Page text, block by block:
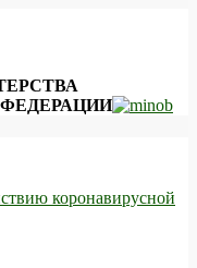
коронавирусной